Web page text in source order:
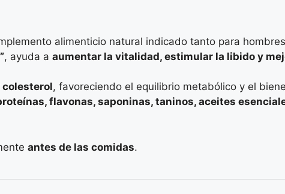
alimenticio natural indicado tanto para
, ayuda a aumentar la vitalidad, estimular la libido y
colesterol, favoreciendo el equilibrio metabólico y el
flavonas, saponinas, taninos, aceites
antes de las comidas.